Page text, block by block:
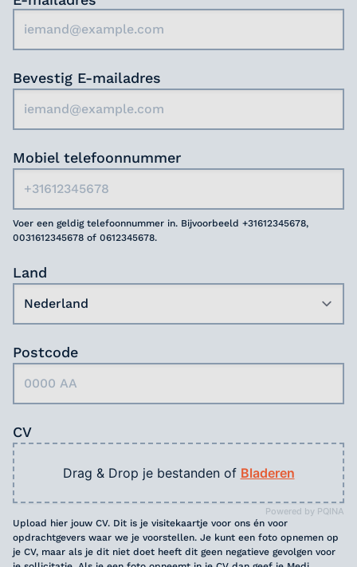
voor jezelf.
Bevestig E-mailadres
Mobiel telefoonnummer
Voer een geldig telefoonnummer in. Bijvoorbeeld +31612345678,
0031612345678 of 0612345678.
Land
Postcode
CV
Powered by PQINA
Drag & Drop je bestanden of Bladeren
Upload hier jouw CV. Dit is je visitekaartje voor ons én voor
opdrachtgevers waar we je voorstellen. Je kunt een foto opnemen op
je CV, maar als je dit niet doet heeft dit geen negatieve gevolgen voor